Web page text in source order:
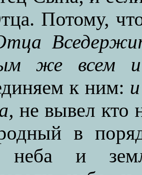
Потому,
же всем и
к ним:
не вывел кто
в
неба и